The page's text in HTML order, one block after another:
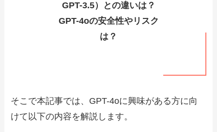
GPT-3.5）との違いは？
GPT-4oの安全性やリスク
は？
そこで本記事では、GPT-4oに興味がある方に向
けて以下の内容を解説します。